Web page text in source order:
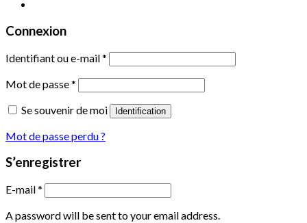
Connexion
Identifiant ou e-mail*
Mot de passe*
Se souvenir de moi
Identification
Mot de passe perdu ?
S’enregistrer
E-mail*
A password will be sent to your email address.